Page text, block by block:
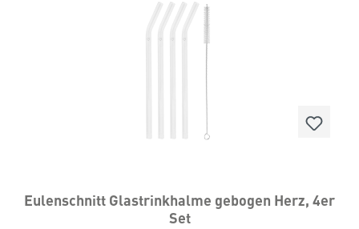
cmDurchmesser: 8mmMaterial: Borosililkatglas mit
DruckPflegehinweise: Alle Borosilikat-Strohhalme
sind spülmaschinengeeignet. Photocredits: Dieses
Eulenschnitt Glastrinkhalme gebogen Herz, 4er
Set